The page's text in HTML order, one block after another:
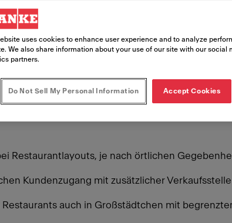
– Carrier
Video ansehen
Restaurantlayouts, je nach örtlichen
Kundenzugang mit zusätzlicher Verkaufsstelle
auch in Großstädtchen mit
uses cookies to enhance user experience and to analyze
We also share information about your use of our site with our social
partners.
Do Not Sell My Personal Information Accept Cookies